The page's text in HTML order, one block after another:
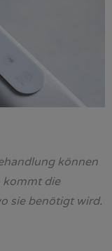
können
kommt die
sie benötigt wird.